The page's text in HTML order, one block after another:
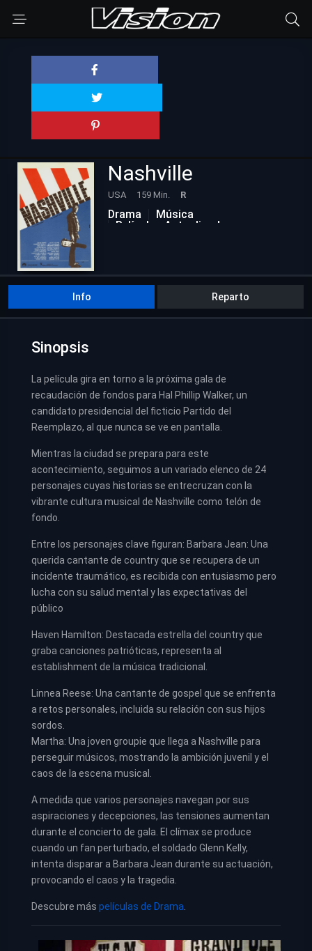
Nashville
USA 159 Min. R
Drama
Música
Películas Actualizadas
Info Reparto
Sinopsis
La película gira en torno a la próxima gala de
recaudación de fondos para Hal Phillip Walker, un
candidato presidencial del ficticio Partido del
Reemplazo, al que nunca se ve en pantalla.
Mientras la ciudad se prepara para este
acontecimiento, seguimos a un variado elenco de 24
personajes cuyas historias se entrecruzan con la
vibrante cultura musical de Nashville como telón de
fondo.
Entre los personajes clave figuran: Barbara Jean: Una
querida cantante de country que se recupera de un
incidente traumático, es recibida con entusiasmo pero
lucha con su salud mental y las expectativas del
público
Haven Hamilton: Destacada estrella del country que
graba canciones patrióticas, representa al
establishment de la música tradicional.
Linnea Reese: Una cantante de gospel que se enfrenta
a retos personales, incluida su relación con sus hijos
sordos.
Martha: Una joven groupie que llega a Nashville para
perseguir músicos, mostrando la ambición juvenil y el
caos de la escena musical.
A medida que varios personajes navegan por sus
aspiraciones y decepciones, las tensiones aumentan
durante el concierto de gala. El clímax se produce
cuando un fan perturbado, el soldado Glenn Kelly,
intenta disparar a Barbara Jean durante su actuación,
provocando el caos y la tragedia.
Descubre más películas de Drama